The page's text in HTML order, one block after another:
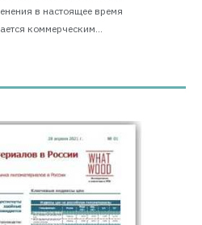
в настоящее время
коммерческим...